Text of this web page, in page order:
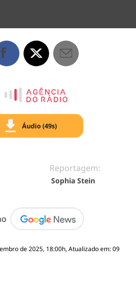
Áudio (49s)
Reportagem:
Sophia Stein
de 2025, 18:00h, Atualizado em: 09